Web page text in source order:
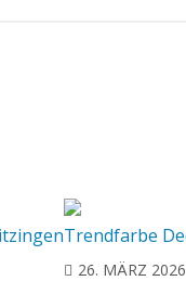
Trendfarbe
26. MÄRZ 2026